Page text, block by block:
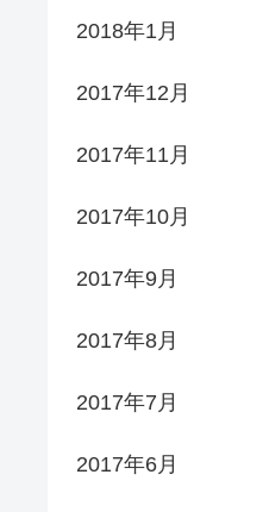
2018年1月
2017年12月
2017年11月
2017年10月
2017年9月
2017年8月
2017年7月
2017年6月